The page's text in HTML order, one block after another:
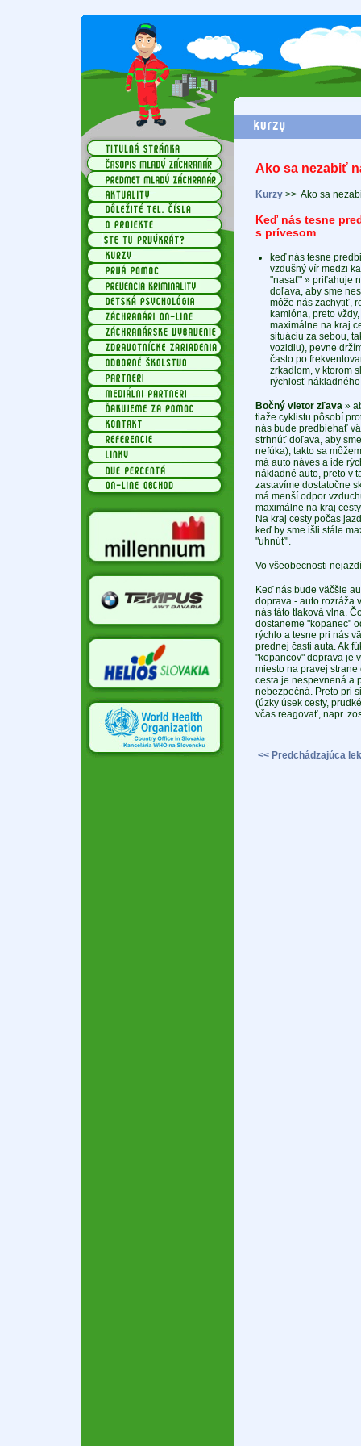
Ako sa nezabiť
Kurzy>> Ako sa
Keď nás tesne
s prívesom
keď nás tesne
vzdušný vír medzi
"nasať" » priťahuje
doľava, aby sme
môže nás zachytiť,
kamióna, preto
maximálne na kraj
situáciu za sebou,
vozidlu), pevne
často po
zrkadlom, v ktorom
rýchlosť
Bočný vietor zľava»
tiaže cyklistu pôsobí
nás bude predbiehať
strhnúť doľava, aby
nefúka), takto sa
má auto náves a ide
nákladné auto, preto v
zastavíme dostatočne
má menší odpor
maximálne na kraj
Na kraj cesty počas
keď by sme išli stále
"uhnúť".
Vo všeobecnosti
Keď nás bude väčšie
doprava - auto rozráža
nás táto tlaková vlna.
dostaneme "kopanec"
rýchlo a tesne pri nás
prednej časti auta. Ak
"kopancov" doprava je
miesto na pravej strane
cesta je nespevnená a
nebezpečná. Preto pri
(úzky úsek cesty,
včas reagovať, napr.
<< Predchádzajúca